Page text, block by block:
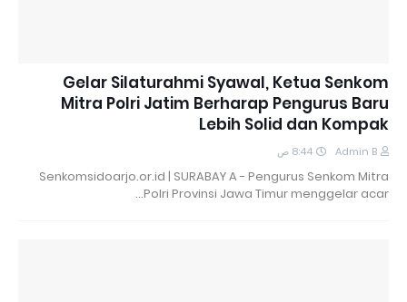
Gelar Silaturahmi Syawal, Ketua Senkom
Mitra Polri Jatim Berharap Pengurus Baru
Lebih Solid dan Kompak
Admin B 8:44 ص
Senkomsidoarjo.or.id | SURABAY A - Pengurus Senkom Mitra
Polri Provinsi Jawa Timur menggelar acar…